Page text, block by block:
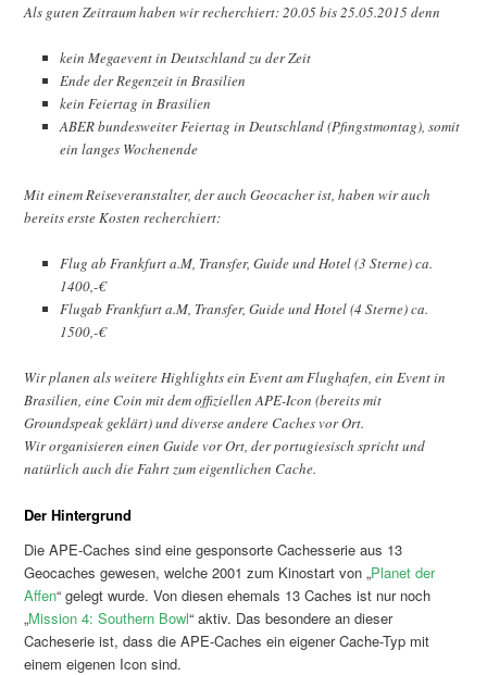
Als guten Zeitraum haben wir recherchiert: 20.05 bis 25.05.2015 denn
kein Megaevent in Deutschland zu der Zeit
Ende der Regenzeit in Brasilien
kein Feiertag in Brasilien
ABER bundesweiter Feiertag in Deutschland (Pfingstmontag), somit
ein langes Wochenende
Mit einem Reiseveranstalter, der auch Geocacher ist, haben wir auch
bereits erste Kosten recherchiert:
Flug ab Frankfurt a.M, Transfer, Guide und Hotel (3 Sterne) ca.
1400,-€
Flugab Frankfurt a.M, Transfer, Guide und Hotel (4 Sterne) ca.
1500,-€
Wir planen als weitere Highlights ein Event am Flughafen, ein Event in
Brasilien, eine Coin mit dem offiziellen APE-Icon (bereits mit
Groundspeak geklärt) und diverse andere Caches vor Ort.
Wir organisieren einen Guide vor Ort, der portugiesisch spricht und
natürlich auch die Fahrt zum eigentlichen Cache.
Der Hintergrund
Die APE-Caches sind eine gesponsorte Cachesserie aus 13
Geocaches gewesen, welche 2001 zum Kinostart von „Planet der
Affen“ gelegt wurde. Von diesen ehemals 13 Caches ist nur noch
„Mission 4: Southern Bowl“ aktiv. Das besondere an dieser
Cacheserie ist, dass die APE-Caches ein eigener Cache-Typ mit
einem eigenen Icon sind.